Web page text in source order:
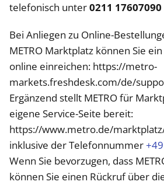
telefonisch unter0211 17607090
Bei Anliegen zu Online-
METRO Marktplatz können Sie
online einreichen: https://metro-
markets.freshdesk.com/de/
Ergänzend stellt METRO für
eigene Service-Seite bereit:
https://www.metro.de/
inklusive der Telefonnummer
Wenn Sie bevorzugen, dass
können Sie einen Rückruf über